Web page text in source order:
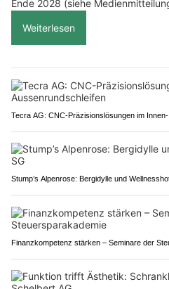
Ende 2028 (siehe
Weiterlesen
Tecra AG: CNC-Präzisionslösungen im
Stump’s Alpenrose: Bergidylle und
Finanzkompetenz stärken – Seminare der